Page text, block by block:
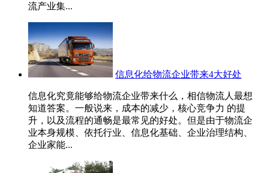
流产业集...
信息化给物流企业带来4大好处
信息化究竟能够给物流企业带来什么，相信物流人最想
知道答案。一般说来，成本的减少，核心竞争力 的提
升，以及流程的通畅是最常见的好处。但是由于物流企
业本身规模、依托行业、信息化基础、企业治理结构、
企业家能...